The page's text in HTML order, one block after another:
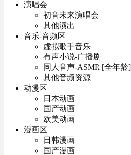
演唱会
初音未来演唱会
其他演出
音乐-音频区
虚拟歌手音乐
有声小说-广播剧
同人音声-ASMR [全年龄]
其他音频资源
动漫区
日本动画
国产动画
欧美动画
漫画区
日韩漫画
国产漫画